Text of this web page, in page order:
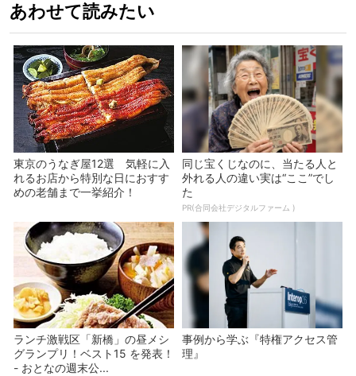
あわせて読みたい
東京のうなぎ屋12選 気軽に入
れるお店から特別な日におすす
めの老舗まで一挙紹介！
同じ宝くじなのに、当たる人と
外れる人の違い実は“ここ”でし
た
PR(合同会社デジタルファーム )
ランチ激戦区「新橋」の昼メシ
グランプリ！ベスト15 を発表！
- おとなの週末公...
事例から学ぶ『特権アクセス管
理』